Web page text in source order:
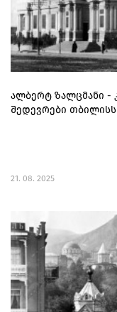
ალბერტ ზალცმანი -
შედევრები
21. 08. 2025